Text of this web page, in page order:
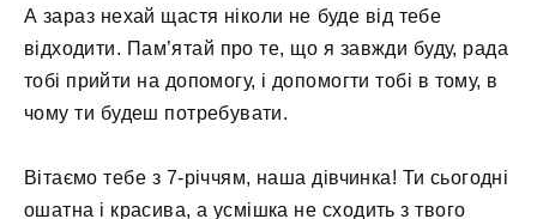
А зараз нехай щастя ніколи не буде від тебе
відходити. Пам’ятай про те, що я завжди буду, рада
тобі прийти на допомогу, і допомогти тобі в тому, в
чому ти будеш потребувати.
Вітаємо тебе з 7-річчям, наша дівчинка! Ти сьогодні
ошатна і красива, а усмішка не сходить з твого